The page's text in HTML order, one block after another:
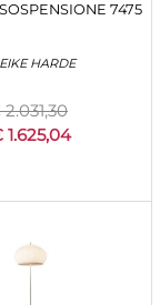
7475
HARDE
1.625,04